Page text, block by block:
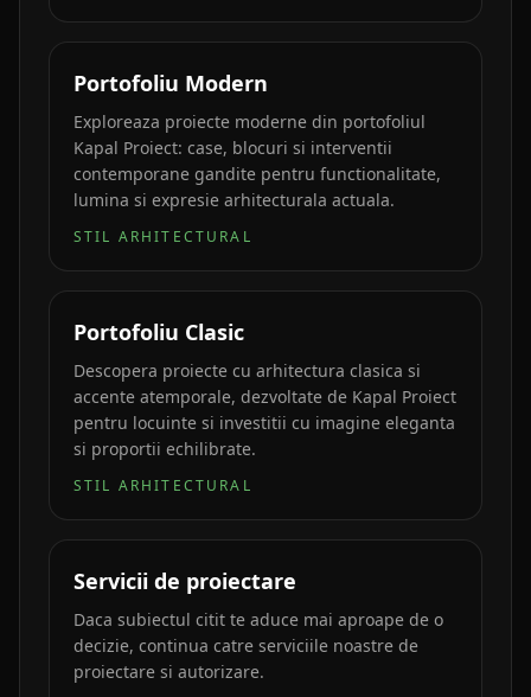
Portofoliu Modern
Exploreaza proiecte moderne din portofoliul
Kapal Proiect: case, blocuri si interventii
contemporane gandite pentru functionalitate,
lumina si expresie arhitecturala actuala.
STIL ARHITECTURAL
Portofoliu Clasic
Descopera proiecte cu arhitectura clasica si
accente atemporale, dezvoltate de Kapal Proiect
pentru locuinte si investitii cu imagine eleganta
si proportii echilibrate.
STIL ARHITECTURAL
Servicii de proiectare
Daca subiectul citit te aduce mai aproape de o
decizie, continua catre serviciile noastre de
proiectare si autorizare.